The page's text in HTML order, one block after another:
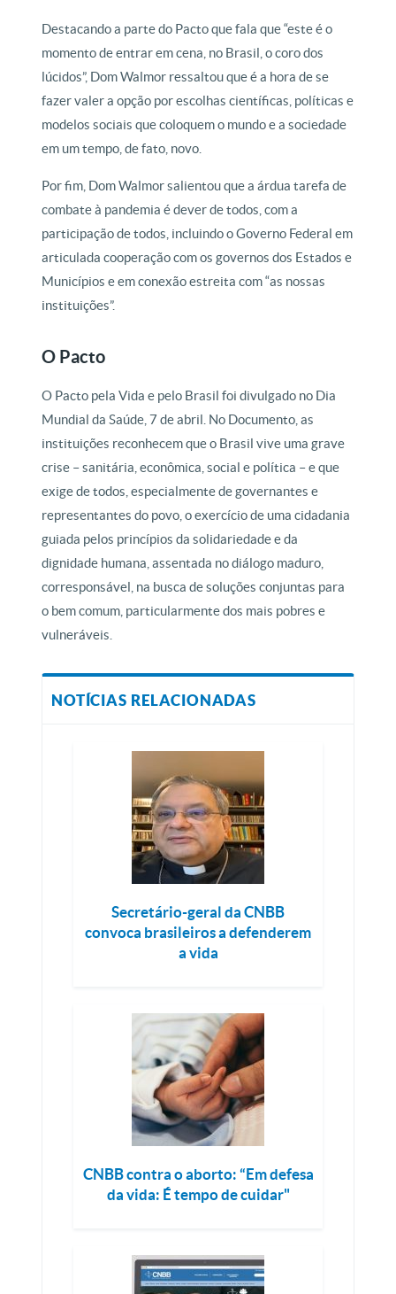
Destacando a parte do Pacto que fala que “este é o
momento de entrar em cena, no Brasil, o coro dos
lúcidos”, Dom Walmor ressaltou que é a hora de se
fazer valer a opção por escolhas científicas, políticas e
modelos sociais que coloquem o mundo e a sociedade
em um tempo, de fato, novo.
Por fim, Dom Walmor salientou que a árdua tarefa de
combate à pandemia é dever de todos, com a
participação de todos, incluindo o Governo Federal em
articulada cooperação com os governos dos Estados e
Municípios e em conexão estreita com “as nossas
instituições”.
O Pacto
O Pacto pela Vida e pelo Brasil foi divulgado no Dia
Mundial da Saúde, 7 de abril. No Documento, as
instituições reconhecem que o Brasil vive uma grave
crise – sanitária, econômica, social e política – e que
exige de todos, especialmente de governantes e
representantes do povo, o exercício de uma cidadania
guiada pelos princípios da solidariedade e da
dignidade humana, assentada no diálogo maduro,
corresponsável, na busca de soluções conjuntas para
o bem comum, particularmente dos mais pobres e
vulneráveis.
NOTÍCIAS RELACIONADAS
Secretário-geral da CNBB
convoca brasileiros a defenderem
a vida
CNBB contra o aborto: “Em defesa
da vida: É tempo de cuidar"